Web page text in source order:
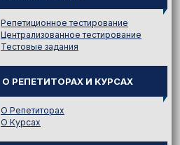
Репетиционное тестирование
Централизованное тестирование
Тестовые задания
О РЕПЕТИТОРАХ И КУРСАХ
О Репетиторах
О Курсах